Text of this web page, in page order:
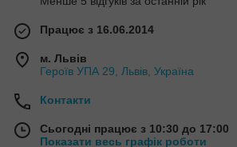
Працює з 16.06.2014
м. Львів
Героїв УПА 29, Львів, Україна
Контакти
Сьогодні працює з 10:30 до 17:00
Показати весь графік роботи